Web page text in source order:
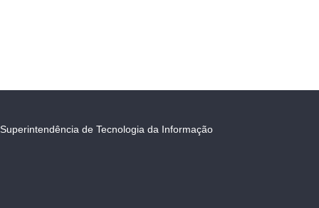
Superintendência de Tecnologia da Informação